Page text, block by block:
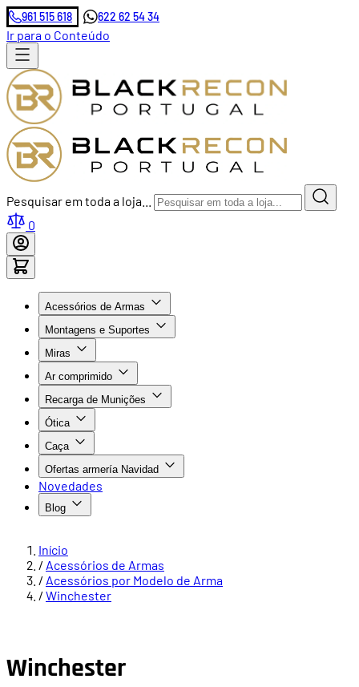
961 515 618 622 62 54 34
Ir para o Conteúdo
Pesquisar em toda a loja...
0
Acessórios de Armas
Montagens e Suportes
Miras
Ar comprimido
Recarga de Munições
Ótica
Caça
Ofertas armería Navidad
Novedades
Blog
Início
/ Acessórios de Armas
/ Acessórios por Modelo de Arma
/ Winchester
Winchester